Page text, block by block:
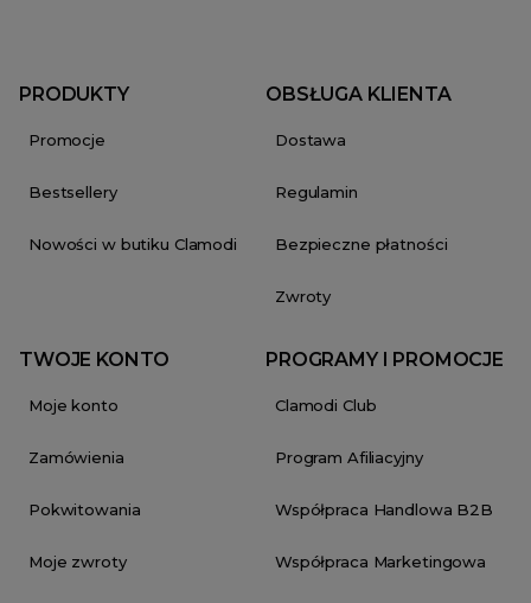
PRODUKTY
Promocje
Bestsellery
Nowości w butiku Clamodi
OBSŁUGA KLIENTA
Dostawa
Regulamin
Bezpieczne płatności
Zwroty
TWOJE KONTO
Moje konto
Zamówienia
Pokwitowania
Moje zwroty
PROGRAMY I PROMOCJE
Clamodi Club
Program Afiliacyjny
Współpraca Handlowa B2B
Współpraca Marketingowa